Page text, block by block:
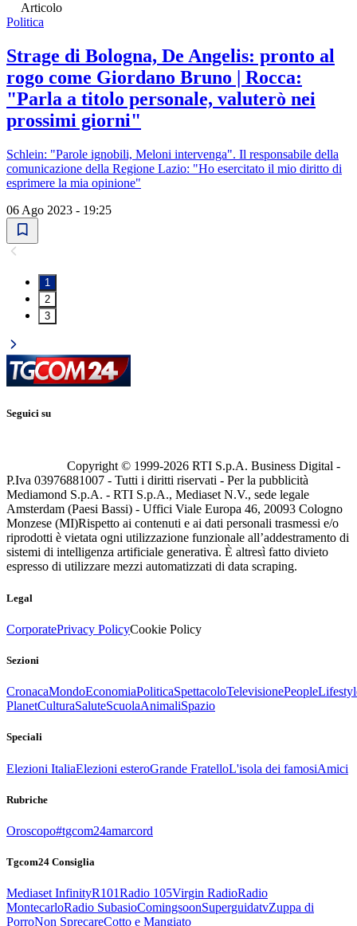
Articolo
Politica
Strage di Bologna, De Angelis: pronto al
rogo come Giordano Bruno | Rocca:
"Parla a titolo personale, valuterò nei
prossimi giorni"
Schlein: "Parole ignobili, Meloni intervenga". Il responsabile della
comunicazione della Regione Lazio: "Ho esercitato il mio diritto di
esprimere la mia opinione"
06 Ago 2023 - 19:25
1
2
3
Seguici su
Copyright © 1999-2026 RTI S.p.A. Business Digital -
P.Iva 03976881007 - Tutti i diritti riservati - Per la pubblicità
Mediamond S.p.A. - RTI S.p.A., Mediaset N.V., sede legale
Amsterdam (Paesi Bassi) - Uffici Viale Europa 46, 20093 Cologno
Monzese (MI)Rispetto ai contenuti e ai dati personali trasmessi e/o
riprodotti è vietata ogni utilizzazione funzionale all’addestramento di
sistemi di intelligenza artificiale generativa. È altresì fatto divieto
espresso di utilizzare mezzi automatizzati di data scraping.
Legal
CorporatePrivacy PolicyCookie Policy
Sezioni
CronacaMondoEconomiaPoliticaSpettacoloTelevisionePeople
PlanetCulturaSaluteScuolaAnimaliSpazio
Speciali
Elezioni ItaliaElezioni esteroGrande FratelloL'isola dei famosiAmici
Rubriche
Oroscopo#tgcom24amarcord
Tgcom24 Consiglia
Mediaset InfinityR101Radio 105Virgin RadioRadio
MontecarloRadio SubasioComingsoonSuperguidatvZuppa di
PorroNon SprecareCotto e Mangiato